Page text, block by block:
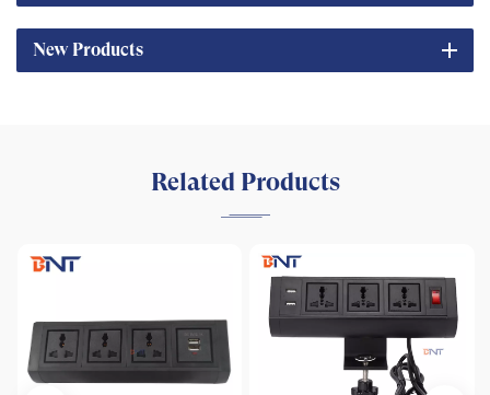
New Products
Related Products